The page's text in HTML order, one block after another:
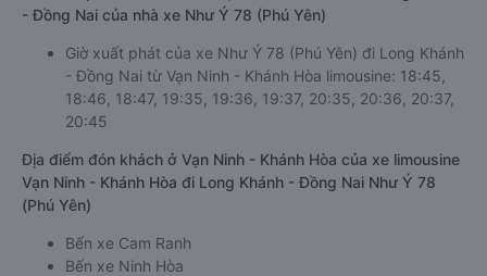
- Đồng Nai của nhà xe Như Ý 78 (Phú Yên)
Giờ xuất phát của xe Như Ý 78 (Phú Yên) đi Long Khánh
- Đồng Nai từ Vạn Ninh - Khánh Hòa limousine: 18:45,
18:46, 18:47, 19:35, 19:36, 19:37, 20:35, 20:36, 20:37,
20:45
Địa điểm đón khách ở Vạn Ninh - Khánh Hòa của xe limousine
Vạn Ninh - Khánh Hòa đi Long Khánh - Đồng Nai Như Ý 78
(Phú Yên)
Bến xe Cam Ranh
Bến xe Ninh Hòa